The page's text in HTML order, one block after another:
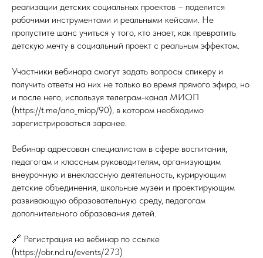
реализации детских социальных проектов – поделится
рабочими инструментами и реальными кейсами. Не
пропустите шанс учиться у того, кто знает, как превратить
детскую мечту в социальный проект с реальным эффектом.
Участники вебинара смогут задать вопросы спикеру и
получить ответы на них не только во время прямого эфира, но
и после него, используя телеграм-канал МИОП
(https://t.me/ano_miop/90), в котором необходимо
зарегистрироваться заранее.
Вебинар адресован специалистам в сфере воспитания,
педагогам и классным руководителям, организующим
внеурочную и внеклассную деятельность, курирующим
детские объединения, школьные музеи и проектирующим
развивающую образовательную среду, педагогам
дополнительного образования детей.
🔗 Регистрация на вебинар по ссылке
(https://obr.nd.ru/events/273)